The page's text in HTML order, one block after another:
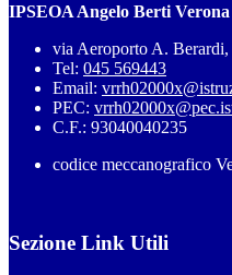
IPSEOA Angelo Berti Verona
via Aeroporto A. Berardi,
Tel: 045 569443
Email:
PEC:
C.F.: 93040040235
codice meccanografico
Sezione Link Utili